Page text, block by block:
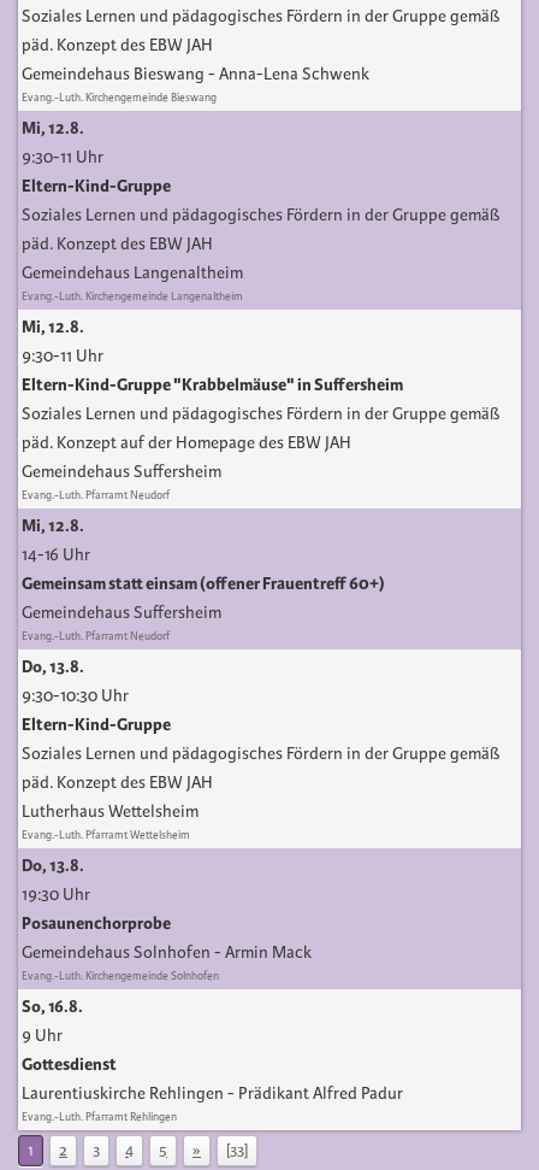
Soziales Lernen und pädagogisches Fördern in der Gruppe gemäß
päd. Konzept des EBW JAH
Gemeindehaus Bieswang
Anna-Lena Schwenk
Evang.-Luth. Kirchengemeinde Bieswang
Mi, 12.8.
9:30-11 Uhr
Eltern-Kind-Gruppe
Soziales Lernen und pädagogisches Fördern in der Gruppe gemäß
päd. Konzept des EBW JAH
Gemeindehaus Langenaltheim
Evang.-Luth. Kirchengemeinde Langenaltheim
Mi, 12.8.
9:30-11 Uhr
Eltern-Kind-Gruppe "Krabbelmäuse" in Suffersheim
Soziales Lernen und pädagogisches Fördern in der Gruppe gemäß
päd. Konzept auf der Homepage des EBW JAH
Gemeindehaus Suffersheim
Evang.-Luth. Pfarramt Neudorf
Mi, 12.8.
14-16 Uhr
Gemeinsam statt einsam (offener Frauentreff 60+)
Gemeindehaus Suffersheim
Evang.-Luth. Pfarramt Neudorf
Do, 13.8.
9:30-10:30 Uhr
Eltern-Kind-Gruppe
Soziales Lernen und pädagogisches Fördern in der Gruppe gemäß
päd. Konzept des EBW JAH
Lutherhaus Wettelsheim
Evang.-Luth. Pfarramt Wettelsheim
Do, 13.8.
19:30 Uhr
Posaunenchorprobe
Gemeindehaus Solnhofen
Armin Mack
Evang.-Luth. Kirchengemeinde Solnhofen
So, 16.8.
9 Uhr
Gottesdienst
Laurentiuskirche Rehlingen
Prädikant Alfred Padur
Evang.-Luth. Pfarramt Rehlingen
1 2 3 4 5 » [33]